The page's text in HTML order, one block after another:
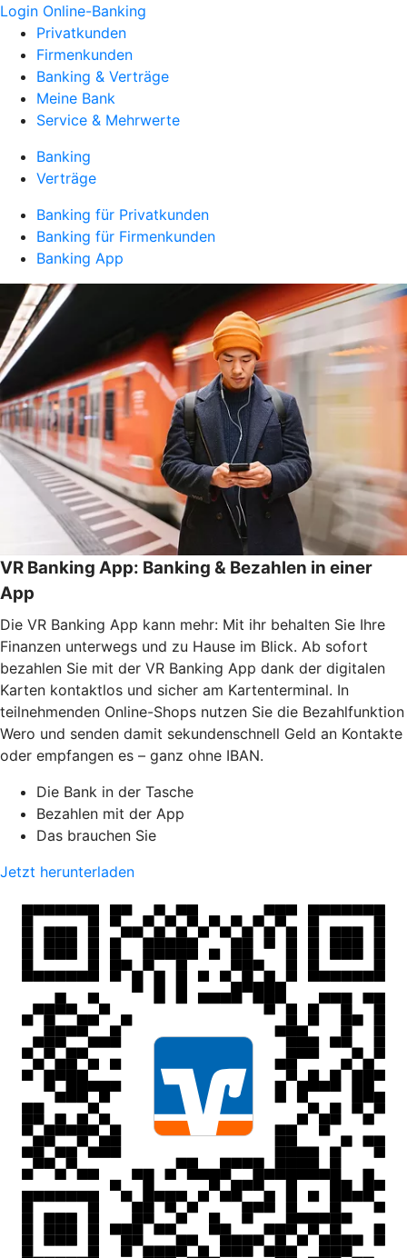
Login Online-Banking
Privatkunden
Firmenkunden
Banking & Verträge
Meine Bank
Service & Mehrwerte
Banking
Verträge
Banking für Privatkunden
Banking für Firmenkunden
Banking App
VR Banking App: Banking & Bezahlen in einer
App
Die VR Banking App kann mehr: Mit ihr behalten Sie Ihre
Finanzen unterwegs und zu Hause im Blick. Ab sofort
bezahlen Sie mit der VR Banking App dank der digitalen
Karten kontaktlos und sicher am Kartenterminal. In
teilnehmenden Online-Shops nutzen Sie die Bezahlfunktion
Wero und senden damit sekundenschnell Geld an Kontakte
oder empfangen es – ganz ohne IBAN.
Die Bank in der Tasche
Bezahlen mit der App
Das brauchen Sie
Jetzt herunterladen